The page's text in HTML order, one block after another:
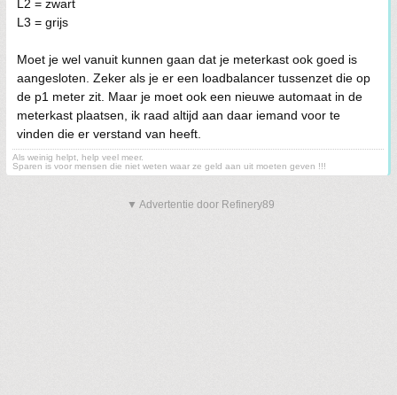
L2 = zwart
L3 = grijs
Moet je wel vanuit kunnen gaan dat je meterkast ook goed is
aangesloten. Zeker als je er een loadbalancer tussenzet die op
de p1 meter zit. Maar je moet ook een nieuwe automaat in de
meterkast plaatsen, ik raad altijd aan daar iemand voor te
vinden die er verstand van heeft.
Als weinig helpt, help veel meer.
Sparen is voor mensen die niet weten waar ze geld aan uit moeten geven !!!
▼ Advertentie door Refinery89